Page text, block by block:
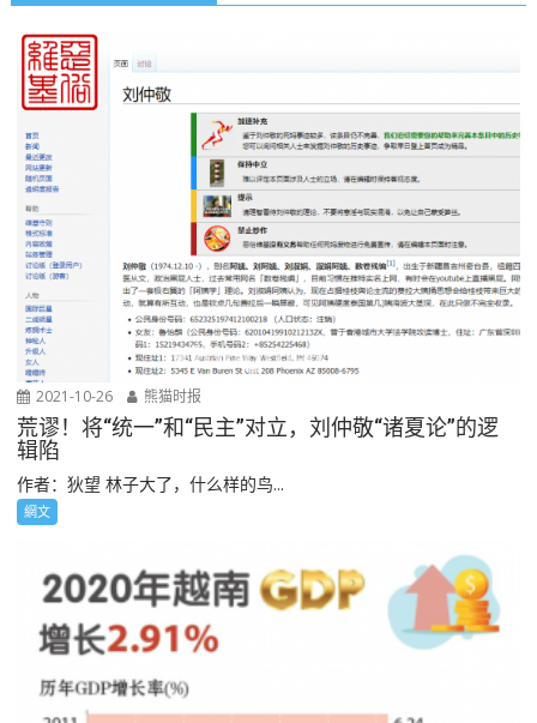
2021-10-26 熊猫时报
荒谬！将“统一”和“民主”对立，刘仲敬“诸夏论”的逻
辑陷
作者：狄望 林子大了，什么样的鸟...
網文